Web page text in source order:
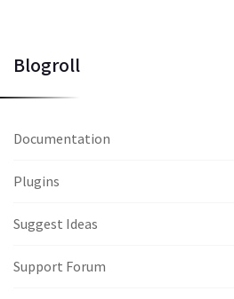
Blogroll
Documentation
Plugins
Suggest Ideas
Support Forum